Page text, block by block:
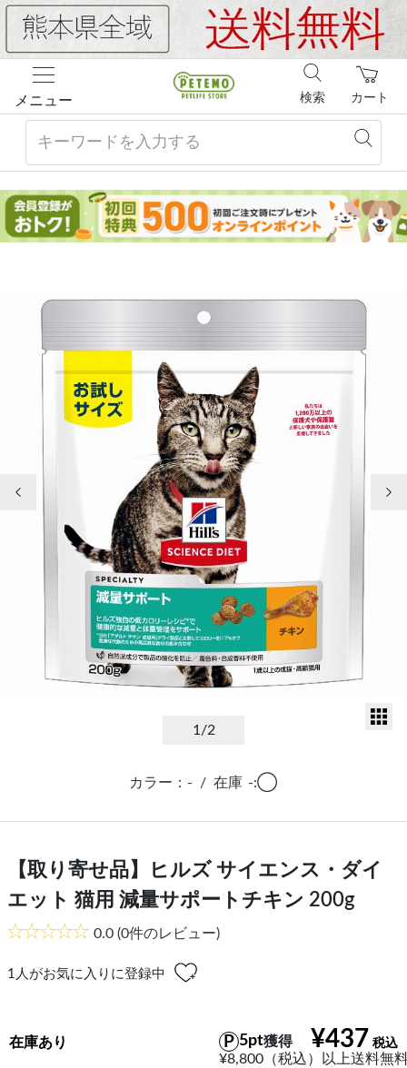
メニュー カート
検索
1/2
カラー：- / 在庫 -:◯
【取り寄せ品】ヒルズ サイエンス・ダイ
エット 猫用 減量サポートチキン 200g
0.0 (0件のレビュー)
1 人がお気に入りに登録中
¥437
5pt獲得
¥8,800（税込）以上送料無
在庫あり